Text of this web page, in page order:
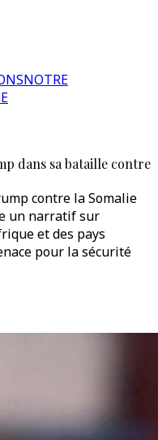
NOTRE
dans sa bataille contre
contre la Somalie
un narratif sur
et des pays
pour la sécurité